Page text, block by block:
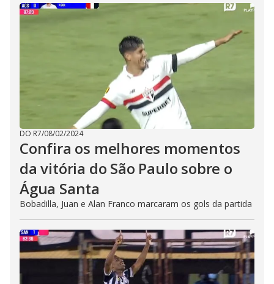
DO R7/08/02/2024
Confira os melhores momentos
da vitória do São Paulo sobre o
Água Santa
Bobadilla, Juan e Alan Franco marcaram os gols da partida